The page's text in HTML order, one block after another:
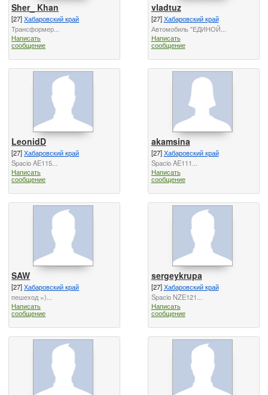
Sher_ Khan
[27]Хабаровский край
Трансформер...
Написать
сообщение
vladtuz
[27]Хабаровский край
Автомобиль "ЕДИНОЙ...
Написать
сообщение
LeonidD
[27]Хабаровский край
Spacio AE115...
Написать
сообщение
akamsina
[27]Хабаровский край
Spacio AE111...
Написать
сообщение
SAW
[27]Хабаровский край
пешеход =)...
Написать
сообщение
sergeykrupa
[27]Хабаровский край
Spacio NZE121...
Написать
сообщение